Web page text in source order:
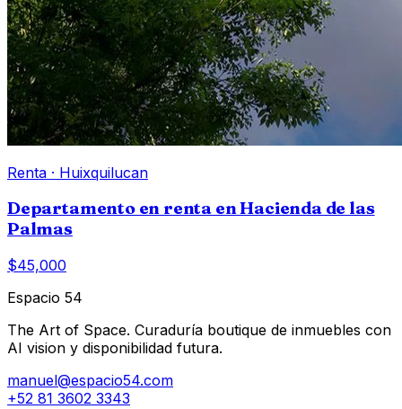
Renta · Huixquilucan
Departamento en renta en Hacienda de las
Palmas
$45,000
Espacio 54
The Art of Space. Curaduría boutique de inmuebles con
AI vision y disponibilidad futura.
manuel@espacio54.com
+52 81 3602 3343